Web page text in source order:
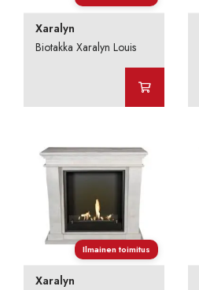
Xaralyn
Biotakka Xaralyn Louis
Ilmainen toimitus
Xaralyn